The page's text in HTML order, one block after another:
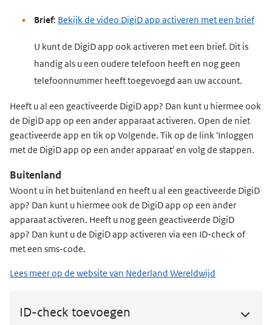
Brief: Bekijk de video DigiD app activeren met een brief
U kunt de DigiD app ook activeren met een brief. Dit is
handig als u een oudere telefoon heeft en nog geen
telefoonnummer heeft toegevoegd aan uw account.
Heeft u al een geactiveerde DigiD app? Dan kunt u hiermee ook
de DigiD app op een ander apparaat activeren. Open de niet
geactiveerde app en tik op Volgende. Tik op de link 'Inloggen
met de DigiD app op een ander apparaat' en volg de stappen.
Buitenland
Woont u in het buitenland en heeft u al een geactiveerde DigiD
app? Dan kunt u hiermee ook de DigiD app op een ander
apparaat activeren. Heeft u nog geen geactiveerde DigiD
app? Dan kunt u de DigiD app activeren via een ID-check of
met een sms-code.
Lees meer op de website van Nederland Wereldwijd
ID-check toevoegen